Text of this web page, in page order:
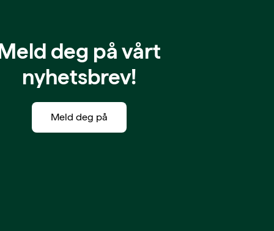
deg på vårt
nyhetsbrev!
Meld deg på